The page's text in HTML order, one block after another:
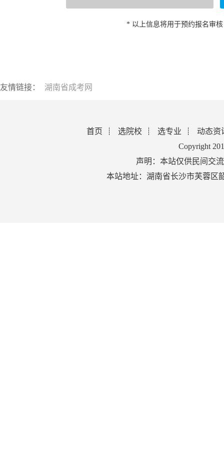
* 以上信息将用于预约报名审
友情链接： 湖南省成考网
首页 选院校 选专业
动态资
Copyright
声明：本站仅供民间交
本站地址：湖南省长沙市芙蓉区